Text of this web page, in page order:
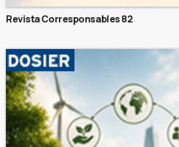
Revista Corresponsables 82